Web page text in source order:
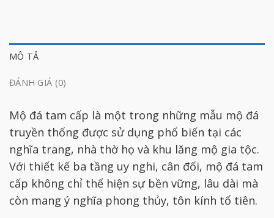
MÔ TẢ
ĐÁNH GIÁ (0)
Mộ đá tam cấp là một trong những mẫu mộ đá
truyền thống được sử dụng phổ biến tại các
nghĩa trang, nhà thờ họ và khu lăng mộ gia tộc.
Với thiết kế ba tầng uy nghi, cân đối, mộ đá tam
cấp không chỉ thể hiện sự bền vững, lâu dài mà
còn mang ý nghĩa phong thủy, tôn kính tổ tiên.